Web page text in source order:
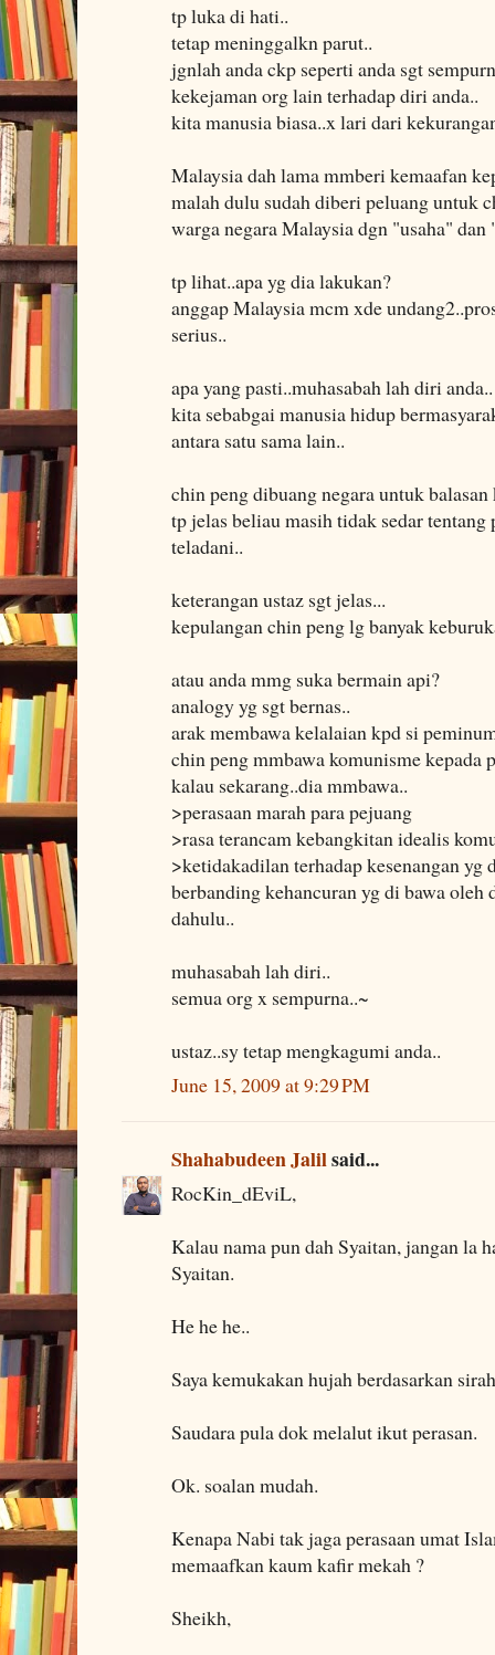
tp luka di hati..
tetap meninggalkn parut..
jgnlah anda ckp seperti anda sgt
kekejaman org lain terhadap diri anda..
kita manusia biasa..x lari dari
Malaysia dah lama mmberi kemaafan
malah dulu sudah diberi peluang untuk
warga negara Malaysia dgn "usaha"
tp lihat..apa yg dia lakukan?
anggap Malaysia mcm xde
serius..
apa yang pasti..muhasabah lah diri anda..
kita sebabgai manusia hidup
antara satu sama lain..
chin peng dibuang negara untuk
tp jelas beliau masih tidak sedar
teladani..
keterangan ustaz sgt jelas...
kepulangan chin peng lg banyak
atau anda mmg suka bermain api?
analogy yg sgt bernas..
arak membawa kelalaian kpd si
chin peng mmbawa komunisme kepada
kalau sekarang..dia mmbawa..
>perasaan marah para pejuang
>rasa terancam kebangkitan idealis
>ketidakadilan terhadap kesenangan yg
berbanding kehancuran yg di bawa oleh
dahulu..
muhasabah lah diri..
semua org x sempurna..~
ustaz..sy tetap mengkagumi anda..
June 15, 2009 at 9:29 PM
Shahabudeen Jalilsaid...
RocKin_dEviL,
Kalau nama pun dah Syaitan, jangan la
Syaitan.
He he he..
Saya kemukakan hujah berdasarkan
Saudara pula dok melalut ikut perasan.
Ok. soalan mudah.
Kenapa Nabi tak jaga perasaan umat
memaafkan kaum kafir mekah ?
Sheikh,